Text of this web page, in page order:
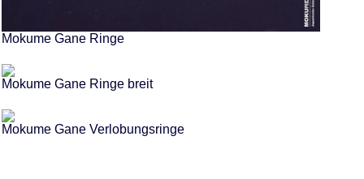
Mokume Gane Ringe
Mokume Gane Ringe breit
Mokume Gane Verlobungsringe